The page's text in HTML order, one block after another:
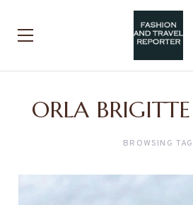
ORLA
BROWSING TAG